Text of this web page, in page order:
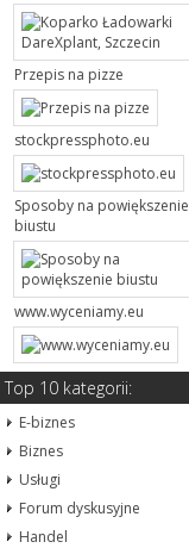
Przepis na pizze
stockpressphoto.eu
Sposoby na powiększenie
biustu
www.wyceniamy.eu
Top 10 kategorii:
E-biznes
Biznes
Usługi
Forum dyskusyjne
Handel